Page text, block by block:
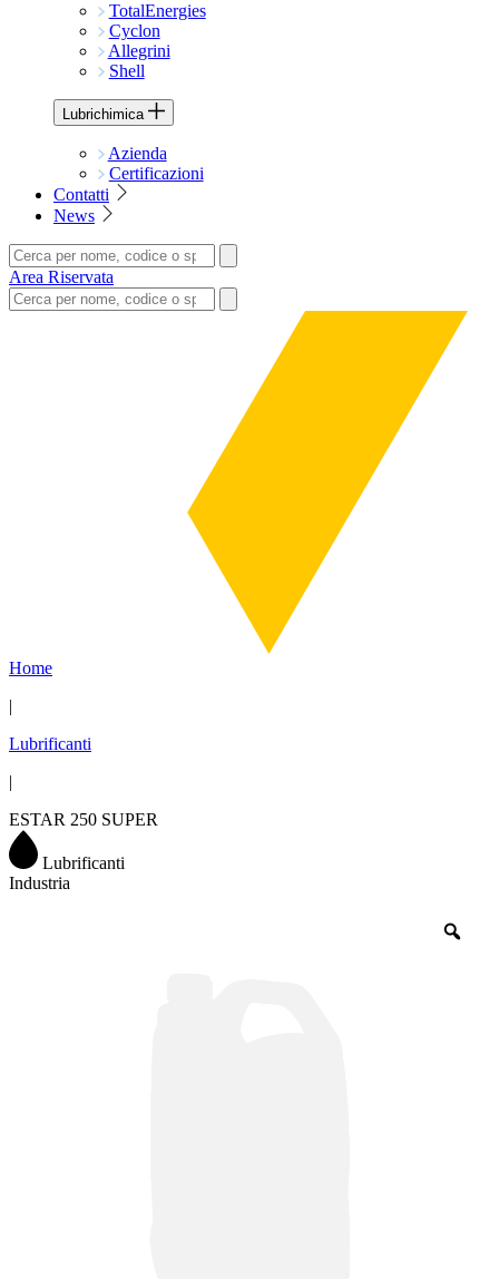
TotalEnergies
Cyclon
Allegrini
Shell
Lubrichimica
Azienda
Certificazioni
Contatti
News
Area Riservata
Home
|
Lubrificanti
|
ESTAR 250 SUPER
Lubrificanti
Industria